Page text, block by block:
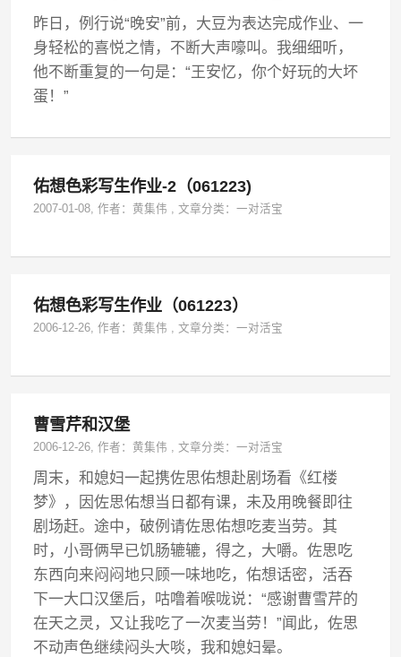
昨日，例行说“晚安”前，大豆为表达完成作业、一
身轻松的喜悦之情，不断大声嚎叫。我细细听，
他不断重复的一句是：“王安忆，你个好玩的大坏
蛋！”
佑想色彩写生作业-2（061223)
2007-01-08, 作者：黄集伟 ,文章分类：一对活宝
佑想色彩写生作业（061223）
2006-12-26, 作者：黄集伟 ,文章分类：一对活宝
曹雪芹和汉堡
2006-12-26, 作者：黄集伟 ,文章分类：一对活宝
周末，和媳妇一起携佐思佑想赴剧场看《红楼
梦》，因佐思佑想当日都有课，未及用晚餐即往
剧场赶。途中，破例请佐思佑想吃麦当劳。其
时，小哥俩早已饥肠辘辘，得之，大嚼。佐思吃
东西向来闷闷地只顾一味地吃，佑想话密，活吞
下一大口汉堡后，咕噜着喉咙说：“感谢曹雪芹的
在天之灵，又让我吃了一次麦当劳！”闻此，佐思
不动声色继续闷头大啖，我和媳妇晕。